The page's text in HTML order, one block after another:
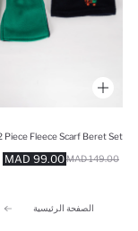
99.00 MAD 149.00 MAD
الصفحة الرئيسية